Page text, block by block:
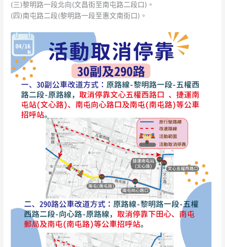
(三)黎明路一段北向(文昌街至南屯路二段口)。
(四)南屯路二段(黎明路一段至惠文南街口)。